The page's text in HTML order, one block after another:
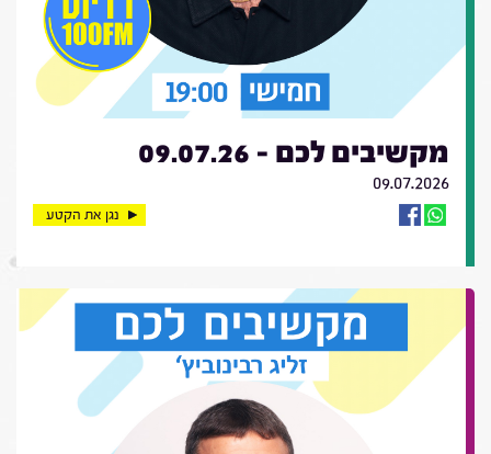
מקשיבים לכם - 09.07.26
09.07.2026
נגן את הקטע